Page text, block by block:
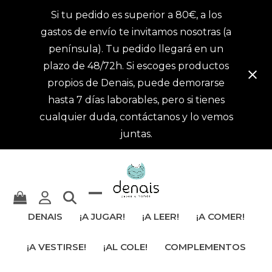
Si tu pedido es superior a 80€, a los
gastos de envío te invitamos nosotras (a
península). Tu pedido llegará en un
plazo de 48/72h. Si escoges productos
propios de Denais, puede demorarse
hasta 7 días laborables, pero si tienes
cualquier duda, contáctanos y lo vemos
juntas.
ocultar
móvil
DENAIS ¡A JUGAR! ¡A LEER! ¡A COMER!
¡A VESTIRSE! ¡AL COLE! COMPLEMENTOS